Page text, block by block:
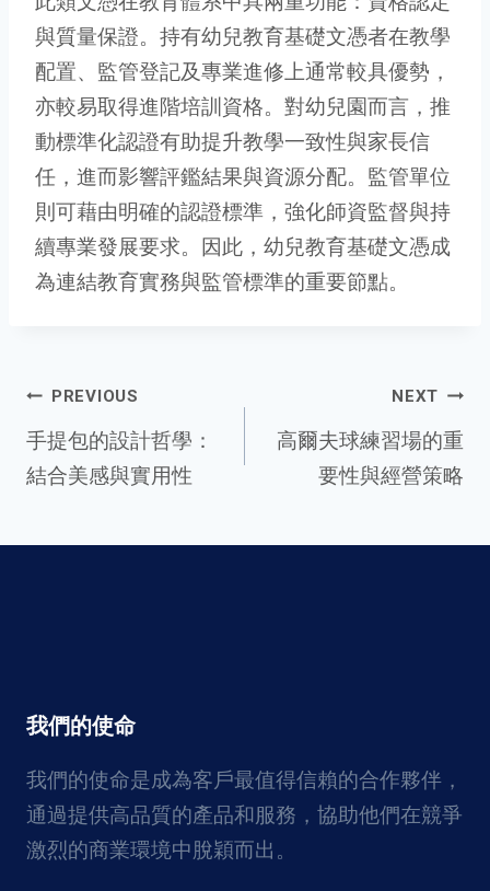
與質量保證。持有幼兒教育基礎文憑者在教學
配置、監管登記及專業進修上通常較具優勢，
亦較易取得進階培訓資格。對幼兒園而言，推
動標準化認證有助提升教學一致性與家長信
任，進而影響評鑑結果與資源分配。監管單位
則可藉由明確的認證標準，強化師資監督與持
續專業發展要求。因此，幼兒教育基礎文憑成
為連結教育實務與監管標準的重要節點。
Post
navigation
PREVIOUS
手提包的設計哲學：
結合美感與實用性
NEXT
高爾夫球練習場的重
要性與經營策略
我們的使命
我們的使命是成為客戶最值得信賴的合作夥伴，
通過提供高品質的產品和服務，協助他們在競爭
激烈的商業環境中脫穎而出。